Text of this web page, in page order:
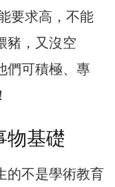
要求高，不能
豬，又沒空
們可積極、專
物基礎
的不是學術教育